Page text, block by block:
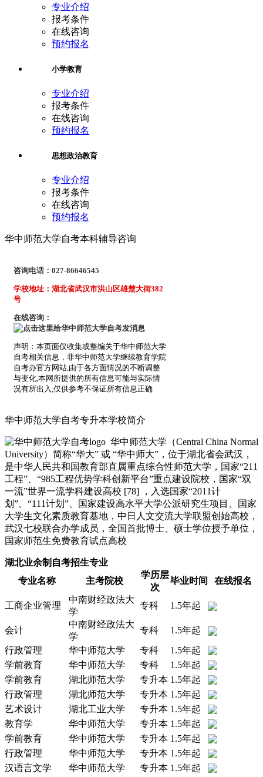
专业介绍
报考条件
在线咨询
预约报名
小学教育
专业介绍
报考条件
在线咨询
预约报名
思想政治教育
专业介绍
报考条件
在线咨询
预约报名
华中师范大学自考本科辅导咨询
咨询电话：027-86646545
学校地址：湖北省武汉市洪山区雄楚大街382
号
在线咨询：
声明：本页面仅收集或整编关于华中师范大学
自考相关信息，非华中师范大学继续教育学院
自考办官方网站,由于各方面情况的不断调整
与变化,本网所提供的所有信息可能与实际情
况有所出入,仅供参考不保证所有信息正确
华中师范大学自考专升本学校简介
华中师范大学（Central China Normal
University）简称“华大” 或 “华中师大”，位于湖北省会武汉，
是中华人民共和国教育部直属重点综合性师范大学，国家“211
工程”、“985工程优势学科创新平台”重点建设院校，国家“双
一流”世界一流学科建设高校 [78] ，入选国家“2011计
划”、“111计划”、国家建设高水平大学公派研究生项目、国家
大学生文化素质教育基地，中日人文交流大学联盟创始高校，
武汉七校联合办学成员，全国首批博士、硕士学位授予单位，
国家师范生免费教育试点高校
湖北业余制自考招生专业
专业名称
主考院校
学历层
次
毕业时间 在线报名
工商企业管理
中南财经政法大
学
专科 1.5年起
会计
中南财经政法大
学
专科
1.5年起
行政管理
华中师范大学 专科
1.5年起
学前教育
华中师范大学 专科
1.5年起
学前教育
湖北师范大学 专升本 1.5年起
行政管理
湖北师范大学 专升本 1.5年起
艺术设计
湖北工业大学 专升本 1.5年起
教育学
华中师范大学 专升本 1.5年起
学前教育
华中师范大学 专升本 1.5年起
行政管理
华中师范大学 专升本 1.5年起
汉语言文学
华中师范大学 专升本 1.5年起